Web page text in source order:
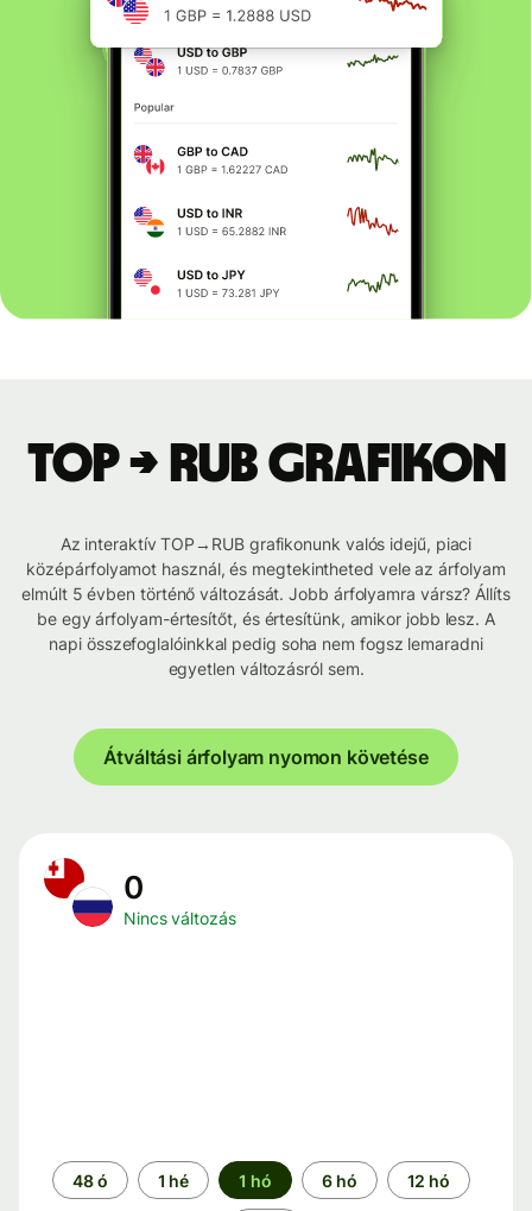
TOP → RUB grafikon
Az interaktív TOP→RUB grafikonunk valós idejű, piaci
középárfolyamot használ, és megtekintheted vele az árfolyam
elmúlt 5 évben történő változását. Jobb árfolyamra vársz? Állíts
be egy árfolyam-értesítőt, és értesítünk, amikor jobb lesz. A
napi összefoglalóinkkal pedig soha nem fogsz lemaradni
egyetlen változásról sem.
Átváltási árfolyam nyomon követése
0
Nincs változás
Időszak
48 ó 1 hé 1 hó 6 hó 12 hó